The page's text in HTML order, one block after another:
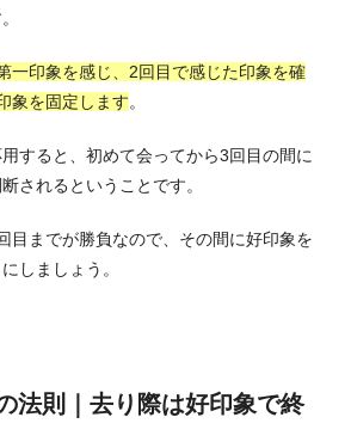
一印象を感じ、2回目で感じた印象を確
象を固定します。
すると、初めて会ってから3回目の間に
されるということです。
目までが勝負なので、その間に好印象を
しましょう。
法則｜去り際は好印象で終